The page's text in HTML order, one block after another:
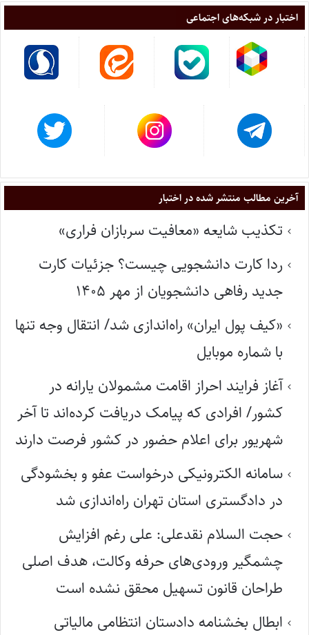
اختبار در شبکه‌های اجتماعی
آخرین مطالب منتشر شده در اختبار
تکذیب شایعه «معافیت سربازان فراری»
ردا کارت دانشجویی چیست؟ جزئیات کارت
جدید رفاهی دانشجویان از مهر ۱۴۰۵
«کیف پول ایران» راه‌اندازی شد/ انتقال وجه تنها
با شماره موبایل
آغاز فرایند احراز اقامت مشمولان یارانه در
کشور/ افرادی که پیامک دریافت کرده‌اند تا آخر
شهریور برای اعلام حضور در کشور فرصت دارند
سامانه الکترونیکی درخواست عفو و بخشودگی
در دادگستری استان تهران راه‌اندازی شد
حجت السلام نقدعلی: علی رغم افزایش
چشمگیر ورودی‌های حرفه وکالت، هدف اصلی
طراحان قانون تسهیل محقق نشده است
ابطال بخشنامه دادستان انتظامی مالیاتی